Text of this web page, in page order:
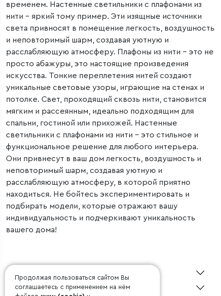
временем. Настенные светильники с плафонами из
нити – яркий тому пример. Эти изящные источники
света привносят в помещение легкость, воздушность
и неповторимый шарм, создавая уютную и
расслабляющую атмосферу. Плафоны из нити – это не
просто абажуры, это настоящие произведения
искусства. Тонкие переплетения нитей создают
уникальные световые узоры, играющие на стенах и
потолке. Свет, проходящий сквозь нити, становится
мягким и рассеянным, идеально подходящим для
спальни, гостиной или прихожей. Настенные
светильники с плафонами из нити – это стильное и
функциональное решение для любого интерьера.
Они привнесут в ваш дом легкость, воздушность и
неповторимый шарм, создавая уютную и
расслабляющую атмосферу, в которой приятно
находиться. Не бойтесь экспериментировать и
подбирать модели, которые отражают вашу
индивидуальность и подчеркивают уникальность
вашего дома!
Покупателю
Продолжая пользоваться сайтом Вы
соглашаетесь с применением на нём